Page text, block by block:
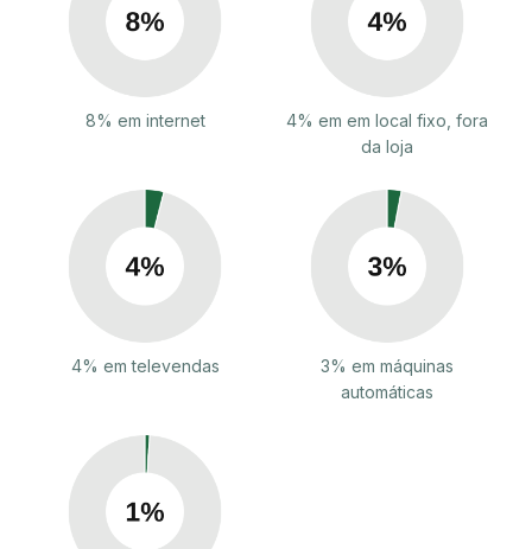
8% em internet
4% em em local fixo, fora
da loja
4% em televendas
3% em máquinas
automáticas